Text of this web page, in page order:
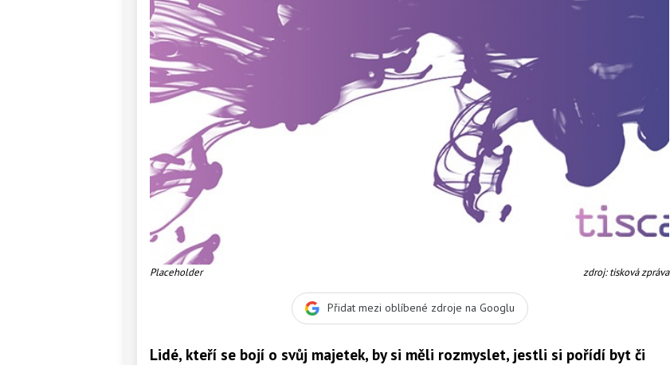
Placeholder zdroj: tisková zpráva
Přidat mezi oblíbené zdroje na Googlu
Lidé, kteří se bojí o svůj majetek, by si měli rozmyslet, jestli si pořídí byt či